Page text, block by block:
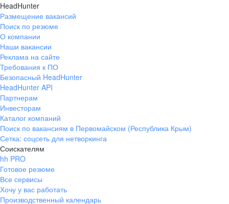
HeadHunter
Размещение вакансий
Поиск по резюме
О компании
Наши вакансии
Реклама на сайте
Требования к ПО
Безопасный HeadHunter
HeadHunter API
Партнерам
Инвесторам
Каталог компаний
Поиск по вакансиям в Первомайском (Республика Крым)
Сетка: соцсеть для нетворкинга
Соискателям
hh PRO
Готовое резюме
Все сервисы
Хочу у вас работать
Производственный календарь